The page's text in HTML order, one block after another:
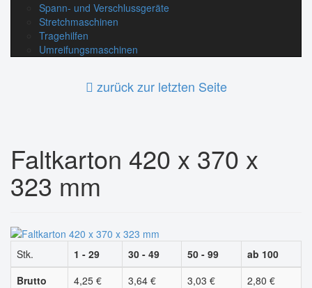
Spann- und Verschlussgeräte
Stretchmaschinen
Tragehilfen
Umreifungsmaschinen
zurück zur letzten Seite
Faltkarton 420 x 370 x
323 mm
Stk. 1 - 29 30 - 49 50 - 99
ab 100
Brutto
4,25 € 3,64 € 3,03 €
2,80 €